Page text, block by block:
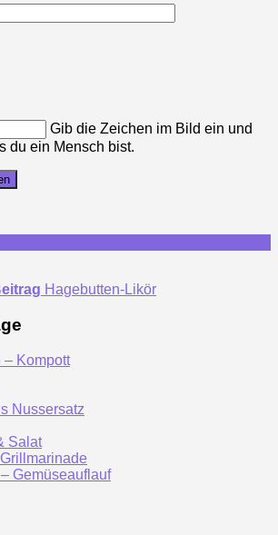
Gib die Zeichen im Bild ein und
du ein Mensch bist.
Hagebutten-Likör
– Kompott
Nussersatz
Salat
Gemüseauflauf